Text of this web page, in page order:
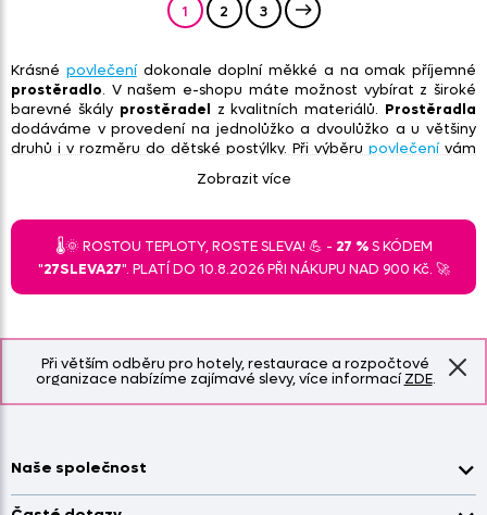
Při větším odběru pro hotely, restaurace a rozpočtové
organizace nabízíme zajímavé slevy, více informacíZDE.
Krásné povlečenídokonale doplní měkké a na omak příjemné
prostěradlo. V našem e-shopu máte možnost vybírat z široké
barevné škály prostěradel z kvalitních materiálů. Prostěradla
dodáváme v provedení na jednolůžko a dvoulůžko a u většiny
druhů i v rozměru do dětské postýlky. Při výběru povlečenívám
bude s povlečením barevně ladit. Pokud si nebudete svým
Froté prostěradla
Jersey prostěradla
Saténová prostěradla
Prostěradla
Zobrazit více
1 2 3
🌡️🌞 ROSTOU TEPLOTY, ROSTE SLEVA! 💪 - 27 %S KÓDEM
"27SLEVA27". PLATÍ DO 10.8.2026 PŘI NÁKUPU NAD 900 Kč. 🚀
Naše společnost
Doprava a platba